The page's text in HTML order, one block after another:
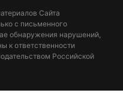
Сайта
с письменного
обнаружения нарушений,
к ответственности
Российской